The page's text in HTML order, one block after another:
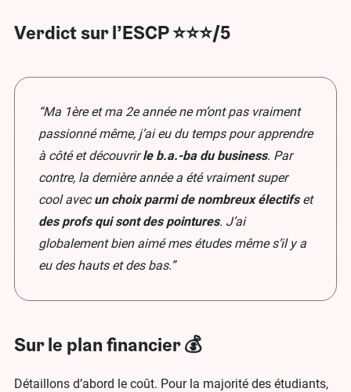
Verdict sur l’ESCP ⭐⭐⭐/5
“Ma 1ère et ma 2e année ne m’ont pas vraiment
passionné même, j’ai eu du temps pour apprendre
à côté et découvrirle b.a.-ba du business. Par
contre, la dernière année a été vraiment super
cool avecun choix parmi de nombreux électifset
des profs qui sont des pointures. J’ai
globalement bien aimé mes études même s’il y a
eu des hauts et des bas.”
Sur le plan financier 💰
Détaillons d’abord le coût. Pour la majorité des étudiants,